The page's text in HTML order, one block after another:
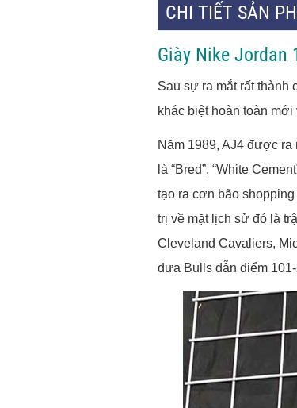
CHI TIẾT SẢN
Giày Nike Jordan
Sau sự ra mắt rất thành
khác biệt hoàn toàn
Năm 1989, AJ4 được
là “Bred”, “White
tạo ra cơn bão
trị về mặt lịch sử đó là
Cleveland Cavaliers,
đưa Bulls dẫn điểm